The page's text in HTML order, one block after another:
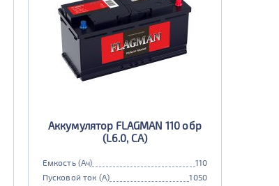
Аккумулятор FLAGMAN 110 обр
(L6.0, CA)
Емкость (Ач)
110
Пусковой ток (А)
1050